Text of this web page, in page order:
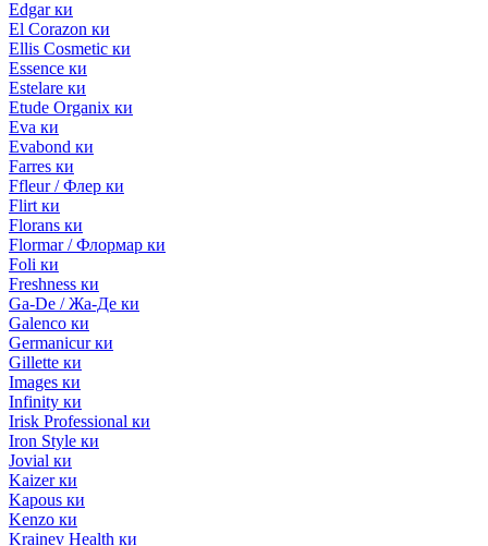
Edgar ки
El Corazon ки
Ellis Cosmetic ки
Essence ки
Estelare ки
Etude Organix ки
Eva ки
Evabond ки
Farres ки
Ffleur / Флер ки
Flirt ки
Florans ки
Flormar / Флормар ки
Foli ки
Freshness ки
Ga-De / Жа-Де ки
Galenco ки
Germanicur ки
Gillette ки
Images ки
Infinity ки
Irisk Professional ки
Iron Style ки
Jovial ки
Kaizer ки
Kapous ки
Kenzo ки
Krainev Health ки